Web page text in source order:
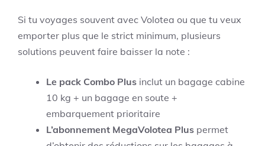
Si tu voyages souvent avec Volotea ou que tu veux
emporter plus que le strict minimum, plusieurs
solutions peuvent faire baisser la note :
Le pack Combo Plus inclut un bagage cabine
10 kg + un bagage en soute +
embarquement prioritaire
L’abonnement MegaVolotea Plus permet